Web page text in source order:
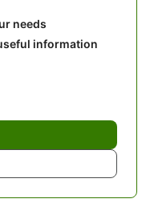
needs
information